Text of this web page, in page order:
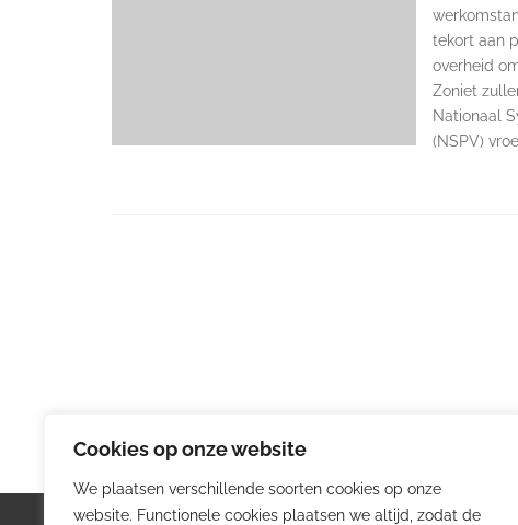
Cookies op onze website
We plaatsen verschillende soorten cookies op onze
website. Functionele cookies plaatsen we altijd, zodat de
tekort aan
overheid
Zoniet
Nationaal
(NSPV)